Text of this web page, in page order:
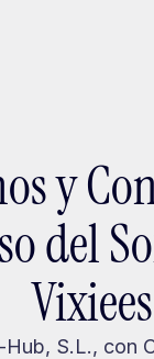
y
del
Vixiees
Hub, S.L., con